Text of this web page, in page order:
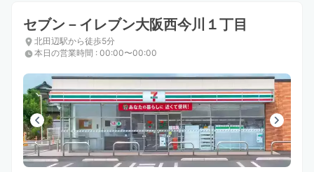
セブン－イレブン大阪西今川１丁目
北田辺駅から徒歩5分
本日の営業時間 : 00:00〜00:00